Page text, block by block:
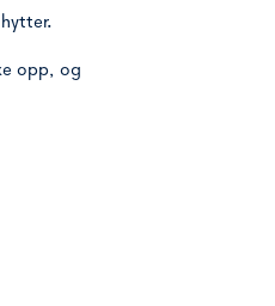
opp, og